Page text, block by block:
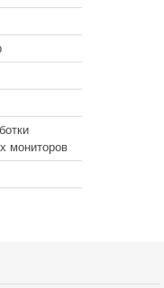
мониторов